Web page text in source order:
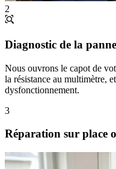
2
Diagnostic de la panne
Nous ouvrons le capot de
la résistance au multimètre,
dysfonctionnement.
3
Réparation sur place